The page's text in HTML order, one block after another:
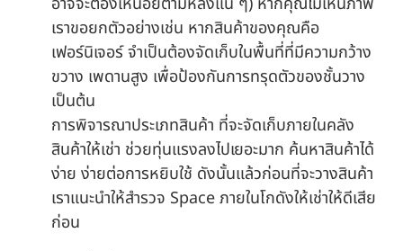
เราขอยกตัวอย่างเช่น หากสินค้าของคุณคือ
เฟอร์นิเจอร์ จำเป็นต้องจัดเก็บในพื้นที่ที่มีความกว้าง
ขวาง เพดานสูง เพื่อป้องกันการทรุดตัวของชั้นวาง
เป็นต้น
การพิจารณาประเภทสินค้า ที่จะจัดเก็บภายในคลัง
สินค้าให้เช่า ช่วยทุ่นแรงลงไปเยอะมาก ค้นหาสินค้าได้
ง่าย ง่ายต่อการหยิบใช้ ดังนั้นแล้วก่อนที่จะวางสินค้า
เราแนะนำให้สำรวจ Space ภายในโกดังให้เช่าให้ดีเสีย
ก่อน